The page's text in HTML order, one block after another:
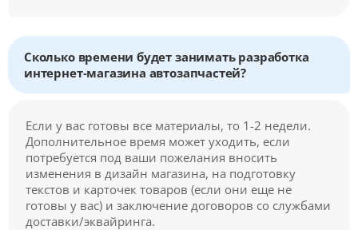
Сколько времени будет занимать разработка
интернет-магазина автозапчастей?
Если у вас готовы все материалы, то 1-2 недели.
Дополнительное время может уходить, если
потребуется под ваши пожелания вносить
изменения в дизайн магазина, на подготовку
текстов и карточек товаров (если они еще не
готовы у вас) и заключение договоров со службами
доставки/эквайринга.